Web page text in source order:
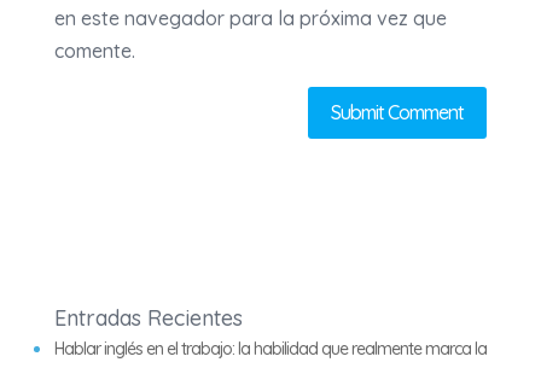
en este navegador para la próxima vez que
comente.
Entradas Recientes
Hablar inglés en el trabajo: la habilidad que realmente marca la